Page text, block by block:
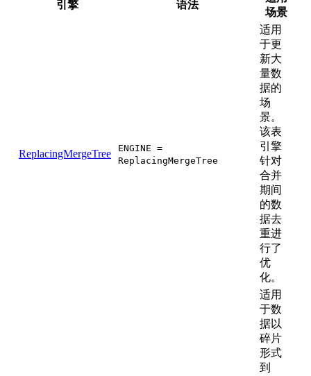
引擎 语法
场景
ReplacingMergeTree
ENGINE =
ReplacingMergeTree
适用
于更
新大
量数
据的
场
景。
该表
引擎
针对
合并
期间
的数
据去
重进
行了
优
化。
适用
于数
据以
碎片
形式
到